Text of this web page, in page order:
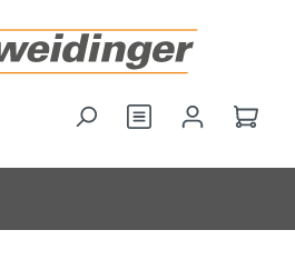
Hai 0 articoliIl